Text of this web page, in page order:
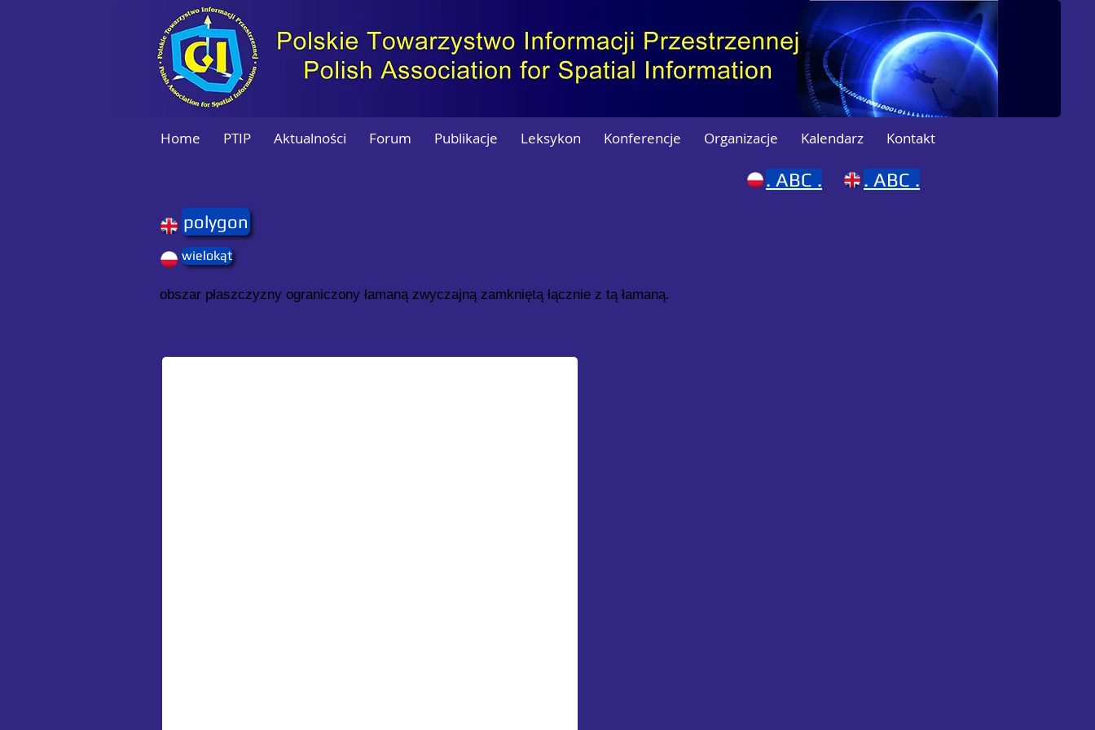
Home PTIP Aktualności Forum Publikacje Leksykon Konferencje Organizacje Kalendarz Kontakt
polygon
. ABC . . ABC .
wielokąt
obszar płaszczyzny ograniczony łamaną zwyczajną zamkniętą łącznie z tą łamaną.